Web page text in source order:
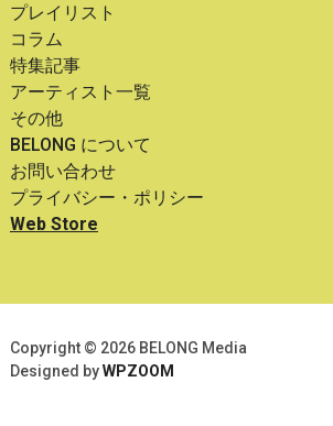
プレイリスト
コラム
特集記事
アーティスト一覧
その他
BELONG について
お問い合わせ
プライバシー・ポリシー
Web Store
Copyright © 2026 BELONG Media
Designed byWPZOOM